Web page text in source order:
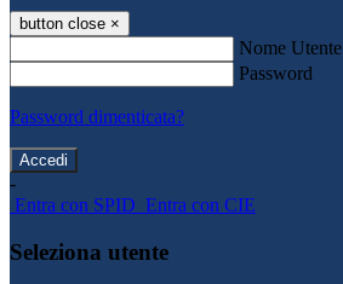
button close ×
Nome Utente
Password
Password dimenticata?
-
Entra con SPID Entra con CIE
Seleziona utente